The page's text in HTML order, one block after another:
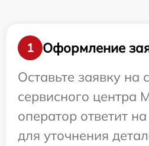
1
Оформление
Оставьте заявку на
сервисного центра
оператор ответит
для уточнения